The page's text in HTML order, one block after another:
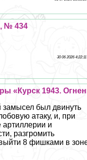
№ 434
30 06 2026 4:22:11
«Курск 1943.
был двинуть
атаку, и, при
и
разгромить
8 фишками в